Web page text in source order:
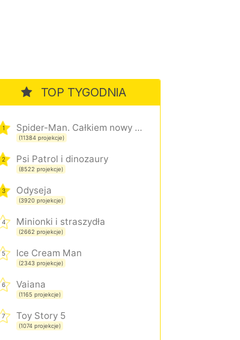
TOP TYGODNIA
1 Spider-Man. Całkiem nowy dzień
(11384 projekcje)
2 Psi Patrol i dinozaury
(8522 projekcje)
3 Odyseja
(3920 projekcje)
4 Minionki i straszydła
(2662 projekcje)
5 Ice Cream Man
(2343 projekcje)
6 Vaiana
(1165 projekcje)
7 Toy Story 5
(1074 projekcje)